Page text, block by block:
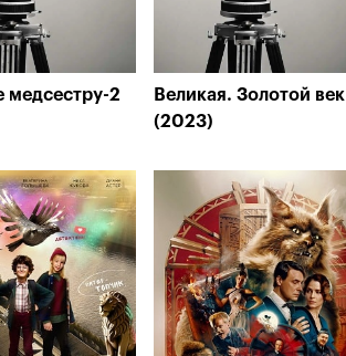
медсестру-2
Великая. Золотой век
(2023)